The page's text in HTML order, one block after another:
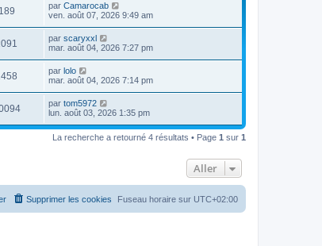
189 par Camarocab
ven. août 07, 2026 9:49 am
par scaryxxl
mar. août 04, 2026 7:27 pm
par lolo
mar. août 04, 2026 7:14 pm
par tom5972
lun. août 03, 2026 1:35 pm
La recherche a retourné 4 résultats • Page 1 sur 1
Aller
Fuseau horaire sur UTC+02:00
Supprimer les cookies